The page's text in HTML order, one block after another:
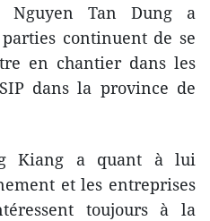
Nguyen Tan Dung a
continuent de se
en chantier ​dans les
dans la province de
Kiang a quant à lui
et les entreprises
toujours à la